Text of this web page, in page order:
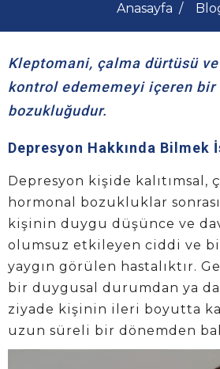
Anasayfa
Kleptomani, çalma dürtüsü
kontrol edememeyi içeren bir
bozukluğudur.
Depresyon Hakkında
Depresyon kişide kalıtımsal,
hormonal bozukluklar
kişinin duygu düşünce ve
olumsuz etkileyen ciddi ve
yaygın görülen hastalıktır.
bir duygusal durumdan ya
ziyade kişinin ileri boyutta
uzun süreli bir dönemden